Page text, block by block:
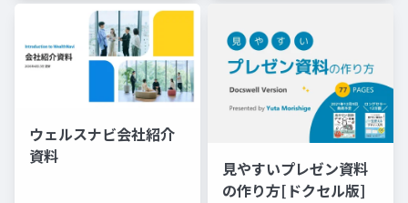
ウェルスナビ会社紹介
資料
見やすいプレゼン資料
の作り方[ドクセル版]